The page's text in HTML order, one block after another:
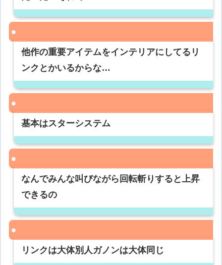
他作の重要アイテムをインテリアにしてるリ
ンクとかいるからな…
基本はスターシステム
なんでみんな叫びながら回転斬りすると上昇
できるの
リンクは大体別人ガノンは大体同じ